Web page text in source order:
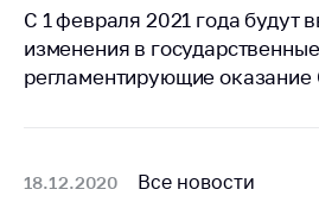
Республике
Беларусь
Защита
Новости
С 1 февраля 2021 года будут
изменения в
регламентирующие
18.12.2020 Все новости